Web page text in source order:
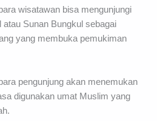
wisatawan bisa mengunjungi
Sunan Bungkul sebagai
yang membuka pemukiman
pengunjung akan menemukan
digunakan umat Muslim yang